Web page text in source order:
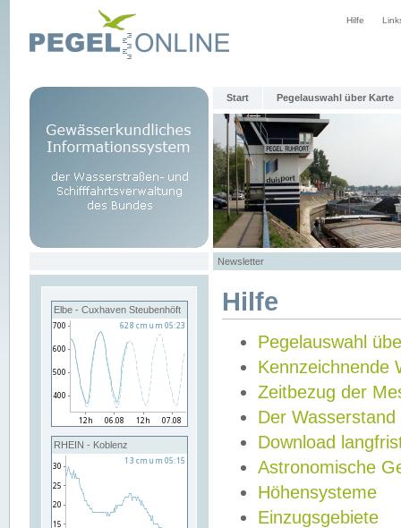
Hilfe
Start Pegelauswahl über Karte
Newsletter
Elbe - Cuxhaven Steubenhöft
RHEIN - Koblenz
Hilfe
Pegelauswahl
Kennzeichnende
Zeitbezug der
Der Wasserstand
Download
Astronomische
Höhensysteme
Einzugsgebiete